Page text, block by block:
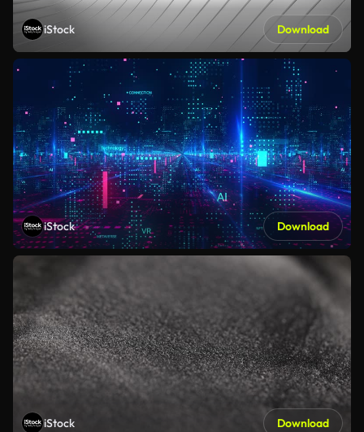
iStock Download
iStock Download
iStock Download